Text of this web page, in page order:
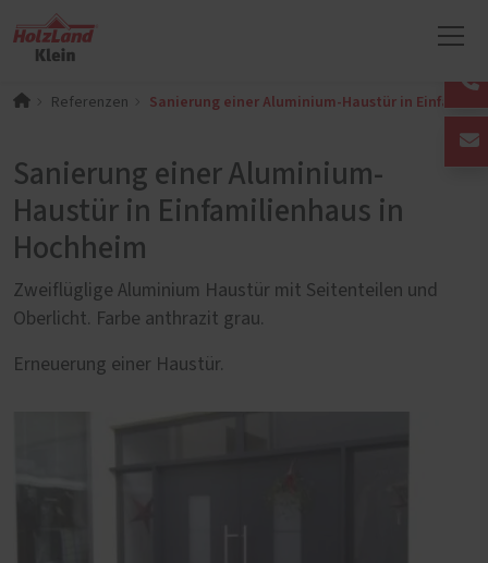
Referenzen Sanierung einer Aluminium-Haustür in
Sanierung einer Aluminium-
Haustür in Einfamilienhaus in
Hochheim
Zweiflüglige Aluminium Haustür mit Seitenteilen und
Oberlicht. Farbe anthrazit grau.
Erneuerung einer Haustür.